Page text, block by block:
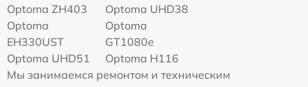
Optoma ZH403
Optoma UHD38
Optoma
EH330UST
Optoma
GT1080e
Optoma UHD51
Optoma H116
Мы занимаемся ремонтом и техническим